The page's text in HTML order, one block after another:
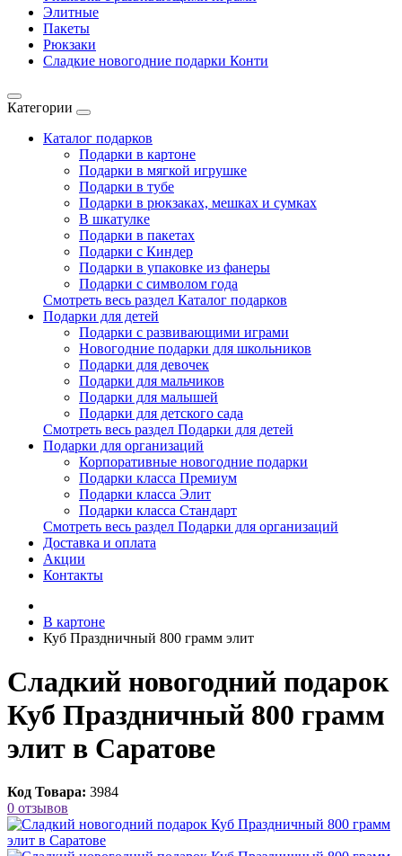
Элитные
Пакеты
Рюкзаки
Сладкие новогодние подарки Конти
Категории
Каталог подарков
Подарки в картоне
Подарки в мягкой игрушке
Подарки в тубе
Подарки в рюкзаках, мешках и сумках
В шкатулке
Подарки в пакетах
Подарки с Киндер
Подарки в упаковке из фанеры
Подарки с символом года
Смотреть весь раздел Каталог подарков
Подарки для детей
Подарки с развивающими играми
Новогодние подарки для школьников
Подарки для девочек
Подарки для мальчиков
Подарки для малышей
Подарки для детского сада
Смотреть весь раздел Подарки для детей
Подарки для организаций
Корпоративные новогодние подарки
Подарки класса Премиум
Подарки класса Элит
Подарки класса Стандарт
Смотреть весь раздел Подарки для организаций
Доставка и оплата
Акции
Контакты
В картоне
Куб Праздничный 800 грамм элит
Сладкий новогодний подарок
Куб Праздничный 800 грамм
элит в Саратове
Код Товара: 3984
0 отзывов